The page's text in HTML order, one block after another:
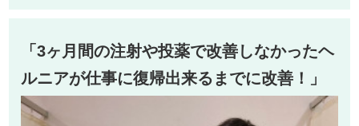
「3ヶ月間の注射や投薬で改善しなかったヘ
ルニアが仕事に復帰出来るまでに改善！」